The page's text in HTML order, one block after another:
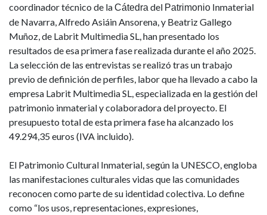
coordinador técnico de laCátedra del Patrimonio Inmaterial
de Navarra, Alfredo Asiáin Ansorena, y Beatriz Gallego
Muñoz, de Labrit Multimedia SL, han presentado los
resultados de esa primera fase realizada durante el año 2025.
La selección de las entrevistas se realizó tras un trabajo
previo de definición de perfiles, labor que ha llevado a cabo la
empresa Labrit Multimedia SL, especializada en la gestión del
patrimonio inmaterial y colaboradora del proyecto. El
presupuesto total de esta primera fase ha alcanzado los
49.294,35 euros (IVA incluido).
El Patrimonio Cultural Inmaterial, según la UNESCO, engloba
las manifestaciones culturales vidas que las comunidades
reconocen como parte de su identidad colectiva. Lo define
como “los usos, representaciones, expresiones,